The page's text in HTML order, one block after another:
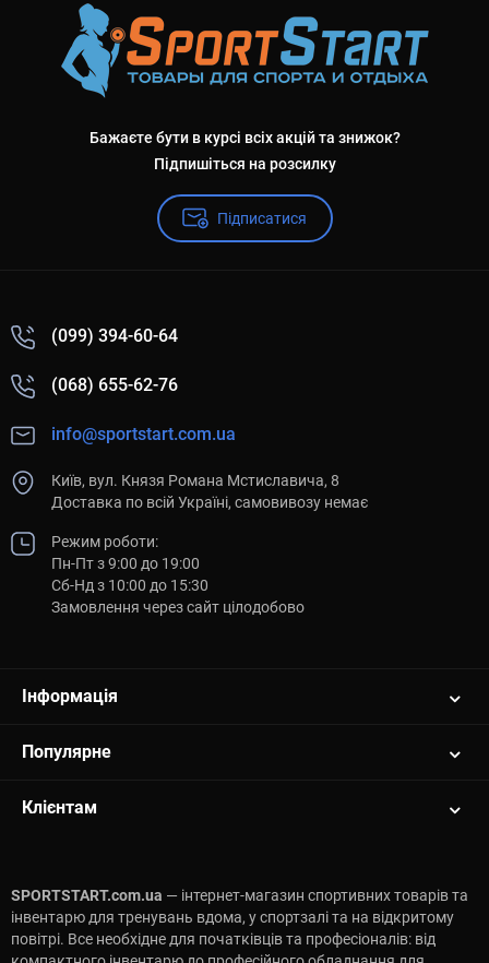
Бажаєте бути в курсі всіх акцій та знижок?
Підпишіться на розсилку
Підписатися
(099) 394-60-64
(068) 655-62-76
info@sportstart.com.ua
Київ, вул. Князя Романа Мстиславича, 8
Доставка по всій Україні, самовивозу немає
Режим роботи:
Пн-Пт з 9:00 до 19:00
Сб-Нд з 10:00 до 15:30
Замовлення через сайт цілодобово
Інформація
Популярне
Клієнтам
SPORTSTART.com.ua — інтернет-магазин спортивних товарів та
інвентарю для тренувань вдома, у спортзалі та на відкритому
повітрі. Все необхідне для початківців та професіоналів: від